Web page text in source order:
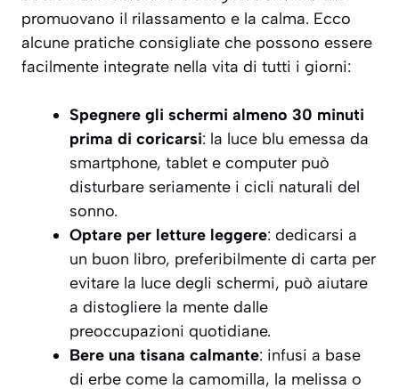
promuovano il rilassamento e la calma. Ecco
alcune pratiche consigliate che possono essere
facilmente integrate nella vita di tutti i giorni:
Spegnere gli schermi almeno 30 minuti
prima di coricarsi: la luce blu emessa da
smartphone, tablet e computer può
disturbare seriamente i cicli naturali del
sonno.
Optare per letture leggere: dedicarsi a
un buon libro, preferibilmente di carta per
evitare la luce degli schermi, può aiutare
a distogliere la mente dalle
preoccupazioni quotidiane.
Bere una tisana calmante: infusi a base
di erbe come la camomilla, la melissa o